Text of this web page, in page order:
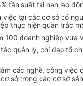
tần suất tai nạn lao
việc tại các cơ sở có
thực hiện quan trắc
100 doanh nghiệp
quản lý, chỉđạo tổ
các nghề, công việc
sở trong các cơ sở